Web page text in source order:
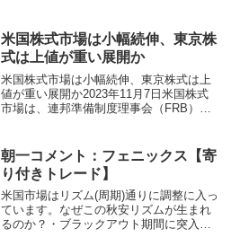
ることから地政学リスクが後退。米2年債
の入札結果が良か...
米国株式市場は小幅続伸、東京株
式は上値が重い展開か
米国株式市場は小幅続伸、東京株式は上
値が重い展開か2023年11月7日米国株式
市場は、連邦準備制度理事会（FRB）の
は34.54ドル高の34,095.86ドル、ナスダ
ッ...
朝一コメント：フェニックス【寄
り付きトレード】
米国市場はリズム(周期)通りに調整に入っ
ています。なぜこの秋安リズムが生まれ
るのか？・ブラックアウト期間に突入し